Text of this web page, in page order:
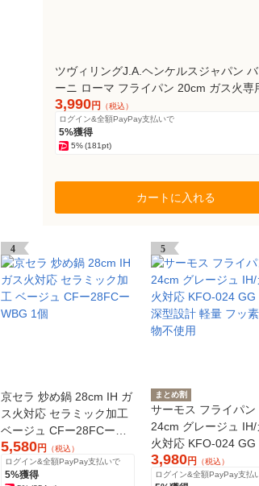
ツヴィリングJ.A.ヘンケルスジャパン バ
ーニ ローマ フライパン 20cm ガス火専
ティング 1個
3,990円
（税込）
ログイン&全額PayPay支払いで
5%獲得
5%(181pt)
カートに入れる
4
京セラ 炒め鍋 28cm IH ガ
ス火対応 セラミック加工
ベージュ CFー28FCー
WBG 1個
5,580円 （税込）
ログイン&全額PayPay支払いで
5%獲得
5
まとめ割
サーモス フライパン
24cm グレージュ IH/
火対応 KFO-024 GG
深型設計 軽量 フッ素
物不使用
3,980円 （税込）
ログイン&全額PayPay支払